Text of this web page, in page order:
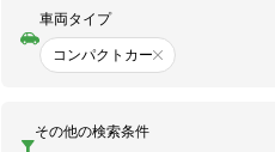
車両タイプ
コンパクトカー
その他の検索条件